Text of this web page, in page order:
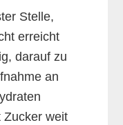
Stelle,
erreicht
darauf zu
an
Zucker weit